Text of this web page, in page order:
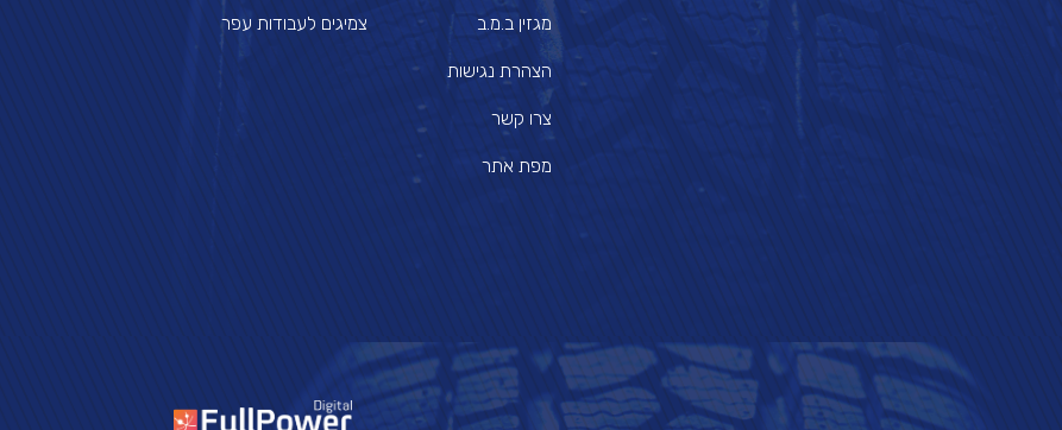
מגזין ב.מ.ב
הצהרת נגישות
צרו קשר
מפת אתר
צמיגים לעבודות עפר